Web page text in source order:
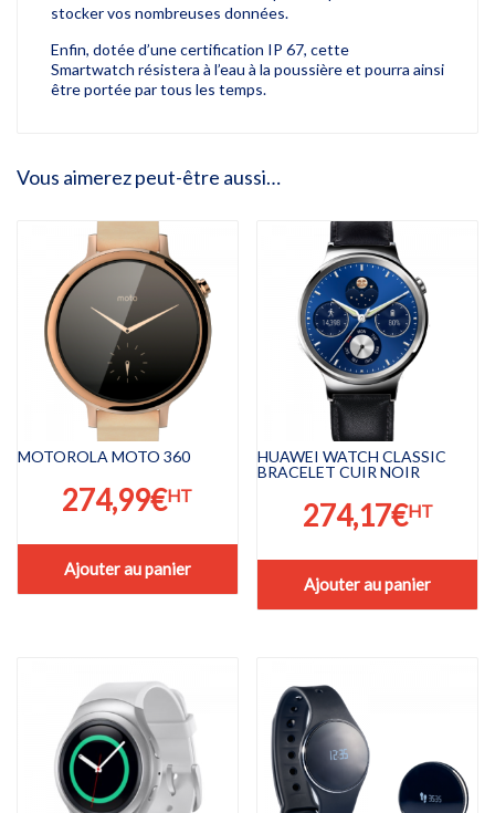
stocker vos nombreuses données.
Enfin, dotée d’une certification IP 67, cette
Smartwatch résistera à l’eau à la poussière et pourra ainsi
être portée par tous les temps.
Vous aimerez peut-être aussi…
MOTOROLA MOTO 360
274,99€HT
Ajouter au panier
HUAWEI WATCH CLASSIC
BRACELET CUIR NOIR
274,17€HT
Ajouter au panier